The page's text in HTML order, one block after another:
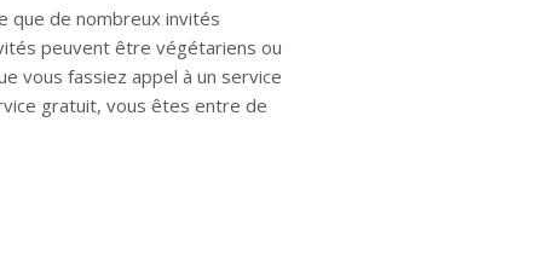
que de nombreux invités
peuvent être végétariens ou
vous fassiez appel à un service
gratuit, vous êtes entre de